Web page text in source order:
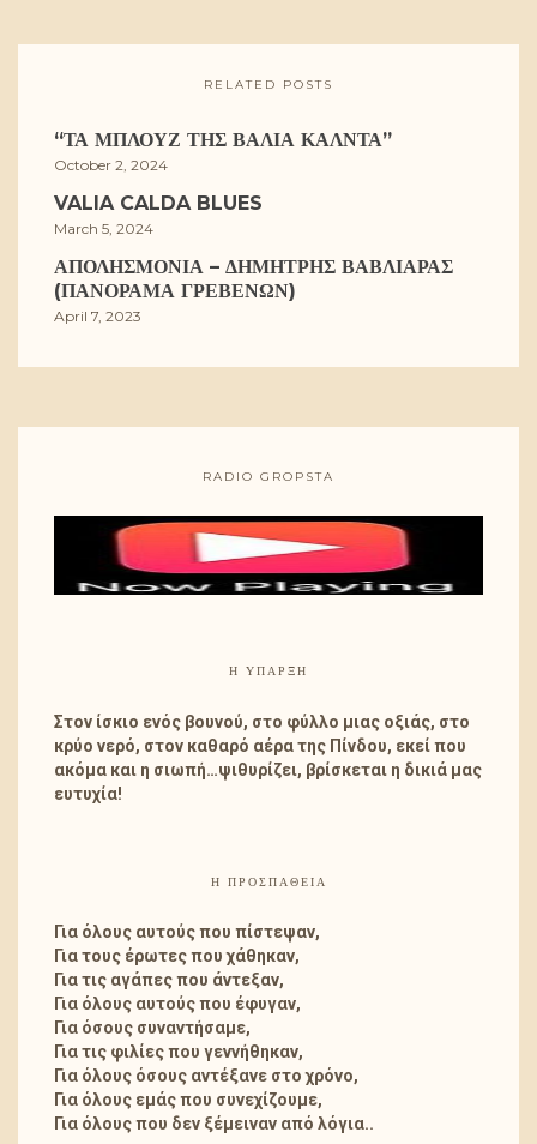
RELATED POSTS
“ΤΑ ΜΠΛΟΥΖ ΤΗΣ ΒΆΛΙΑ ΚΆΛΝΤΑ”
October 2, 2024
VALIA CALDA BLUES
March 5, 2024
ΑΠΟΛΗΣΜΟΝΙΆ – ΔΗΜΉΤΡΗΣ ΒΑΒΛΙΆΡΑΣ
(ΠΑΝΌΡΑΜΑ ΓΡΕΒΕΝΏΝ)
April 7, 2023
RADIO GROPSTA
Η ΎΠΑΡΞΗ
Στον ίσκιο ενός βουνού, στο φύλλο μιας οξιάς, στο
κρύο νερό, στον καθαρό αέρα της Πίνδου, εκεί που
ακόμα και η σιωπή…ψιθυρίζει, βρίσκεται η δικιά μας
ευτυχία!
Η ΠΡΟΣΠΑΘΕΙΑ
Για όλους αυτούς που πίστεψαν,
Για τους έρωτες που χάθηκαν,
Για τις αγάπες που άντεξαν,
Για όλους αυτούς που έφυγαν,
Για όσους συναντήσαμε,
Για τις φιλίες που γεννήθηκαν,
Για όλους όσους αντέξανε στο χρόνο,
Για όλους εμάς που συνεχίζουμε,
Για όλους που δεν ξέμειναν από λόγια..